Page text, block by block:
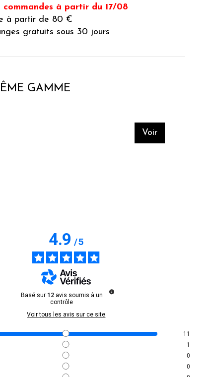
commandes à partir du 17/08
à partir de 80 €
gratuits sous 30 jours
GAMME
Voir
4.9/5
Basé sur 12 avis soumis à un
contrôle
Voir tous les avis sur ce site
11
1
0
0